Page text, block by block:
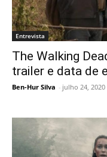
Entrevista
The Walking
trailer e data de
Ben-Hur Silva - julho 24, 2020